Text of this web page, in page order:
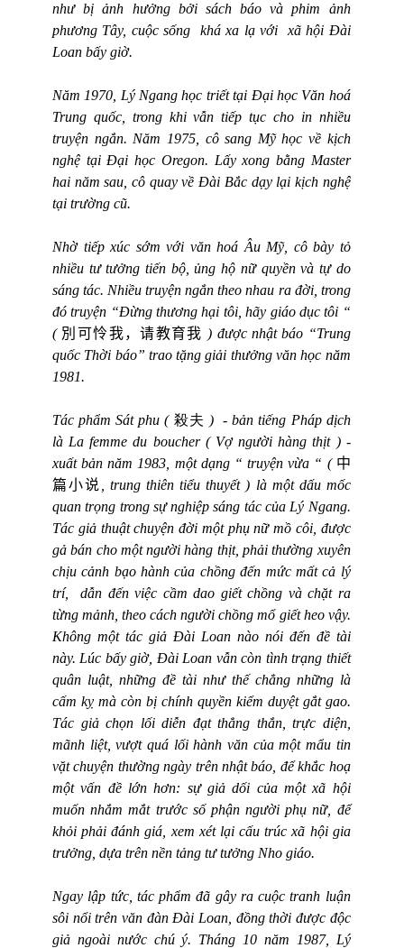
như bị ảnh hưởng bởi sách báo và phim ảnh
phương Tây, cuộc sống
khá xa lạ với xãhội Đài
Loan bấy giờ.
Năm 1970, Lý Ngang học triết tại Đại học Văn hoá
Trung quốc, trong khi vẫn tiếp tục cho in nhiều
truyện ngắn. Năm 1975, cô sang Mỹ học về kịch
nghệ tại Đại học Oregon. Lấy xong bằng Master
hai năm sau, cô quay về Đài Bắc dạy lại kịch nghệ
tại trường cũ.
Nhờ tiếp xúc sớm với văn hoá Âu Mỹ, cô bày tỏ
nhiều tư tưởng tiến bộ, ủng hộ nữ quyền và tự do
sáng tác. Nhiều truyện ngắn theo nhau ra đời, trong
đó truyện “Đừng thương hại tôi, hãy giáo dục tôi “
( 別可怜我，请教育我 ) được nhật báo “Trung
quốc Thời báo” trao tặng giải thưởng văn học năm
1981.
Tác phẩm Sát phu ( 殺夫 )
- bản tiếng Pháp dịch
là La femme du boucher ( Vợ người hàng thịt ) -
xuất bản năm 1983, một dạng “ truyện vừa “ ( 中
篇小说
, trung thiên tiểu thuyết ) là một dấu mốc
quan trọng trong sự nghiệp sáng tác của Lý Ngang.
Tác giả thuật chuyện đời một phụ nữ mồ côi, được
gả bán cho một người hàng thịt, phải thường xuyên
chịu cảnh bạo hành của chồng đến mức mất cả lý
trí,
dẫn đến việc cầm dao giết chồng và chặt ra
từng mảnh, theo cách người chồng mổ giết heo vậy.
Không một tác giả Đài Loan nào nói đến đề tài
này. Lúc bấy giờ, Đài Loan vẫn còn tình trạng thiết
quân luật, những đề tài như thế chẳng những là
cấm kỵ mà còn bị chính quyền kiểm duyệt gắt gao.
Tác giả chọn lối diễn đạt thẳng thắn, trực diện,
mãnh liệt, vượt quá lối hành văn của một mẩu tin
vặt chuyện thường ngày trên nhật báo, để khắc hoạ
một vấn đề lớn hơn: sự giả dối của một xã hội
muốn nhắm mắt trước số phận người phụ nữ, để
khỏi phải đánh giá, xem xét lại cấu trúc xã hội gia
trưởng, dựa trên nền tảng tư tưởng Nho giáo.
Ngay lập tức, tác phẩm đã gây ra cuộc tranh luận
sôi nổi trên văn đàn Đài Loan, đồng thời được độc
giả ngoài nước chú ý. Tháng 10 năm 1987, Lý